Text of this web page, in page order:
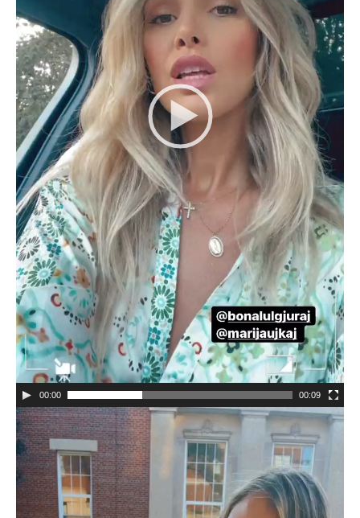
00:00 00:09
Video
Player